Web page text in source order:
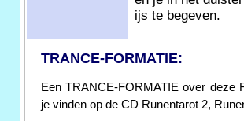
ijs te begeven.
TRANCE-FORMATIE:
Een TRANCE-FORMATIE over deze
je vinden op de CD Runentarot 2,